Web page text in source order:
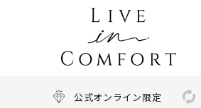
公式オンライン限定